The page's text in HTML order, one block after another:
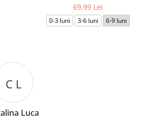
69,99 Lei
0-3 luni 3-6 luni 6-9 luni
Denisa Dumitru